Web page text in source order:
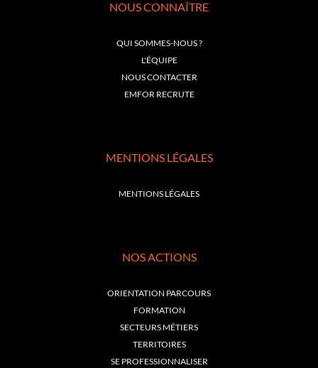
NOUS CONNAÎTRE
QUI SOMMES-NOUS ?
L'ÉQUIPE
NOUS CONTACTER
EMFOR RECRUTE
MENTIONS LÉGALES
MENTIONS LÉGALES
NOS ACTIONS
ORIENTATION PARCOURS
FORMATION
SECTEURS MÉTIERS
TERRITOIRES
SE PROFESSIONNALISER